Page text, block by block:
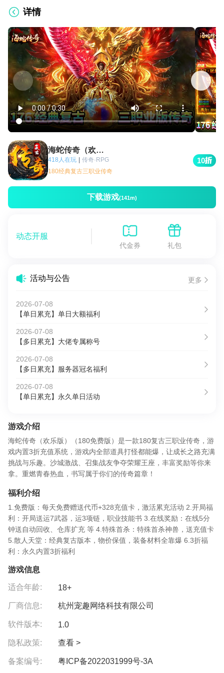
详情
海蛇传奇（欢乐版）
418人在玩 | 传奇·RPG
180经典复古三职业传奇
10
下载游戏(141m)
动态开服
代金券 礼包
活动与公告 更多
2026-07-08
【单日累充】单日大额福利
2026-07-08
【多日累充】大佬专属称号
2026-07-08
【多日累充】服务器冠名福利
2026-07-08
【单日累充】永久单日活动
游戏介绍
海蛇传奇（欢乐版）（180免费版）是一款180复古三职业传奇，游
戏内置3折充值系统，游戏内全部道具打怪都能爆，让成长之路充满
挑战与乐趣。沙城激战、召集战友争夺荣耀王座，丰富奖励等你来
拿。重燃青春热血，书写属于你们的传奇篇章！
福利介绍
1.免费版：每天免费赠送代币+328充值卡，激活累充活动 2.开局福
利：开局送运7武器，运3项链，职业技能书 3.在线奖励：在线5分
钟送自动回收、仓库扩充 等 4.特殊首杀：特殊首杀神兽，送充值卡
5.散人天堂：经典复古版本，物价保值，装备材料全靠爆 6.3折福
利：永久内置3折福利
游戏信息
适合年龄: 18+
厂商信息: 杭州宠趣网络科技有限公司
软件版本: 1.0
隐私政策: 查看 >
备案编号: 粤ICP备2022031999号-3A